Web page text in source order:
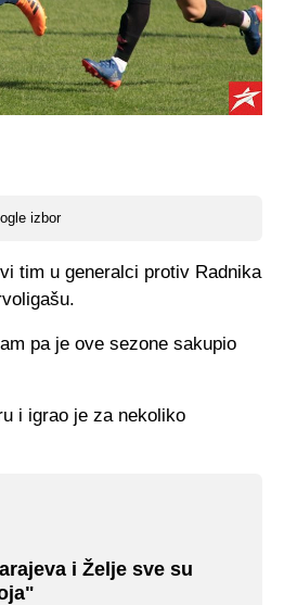
izbor
tim u generalci protiv Radnika
pa je ove sezone sakupio
i igrao je za nekoliko
i Želje sve su